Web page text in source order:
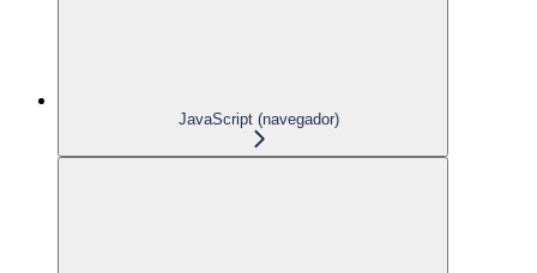
JavaScript (navegador)